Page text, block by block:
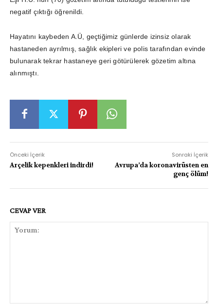
negatif çıktığı öğrenildi.
Hayatını kaybeden A.Ü, geçtiğimiz günlerde izinsiz olarak
hastaneden ayrılmış, sağlık ekipleri ve polis tarafından evinde
bulunarak tekrar hastaneye geri götürülerek gözetim altına
alınmıştı.
Önceki İçerik
Arçelik kepenkleri indirdi!
Sonraki İçerik
Avrupa’da koronavirüsten en
genç ölüm!
CEVAP VER